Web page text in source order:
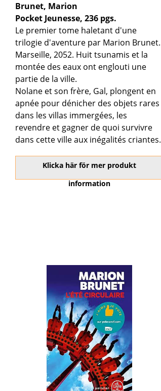
Brunet, Marion
Pocket Jeunesse, 236 pgs.
Le premier tome haletant d'une
trilogie d'aventure par Marion Brunet.
Marseille, 2052. Huit tsunamis et la
montée des eaux ont englouti une
partie de la ville.
Nolane et son frère, Gal, plongent en
apnée pour dénicher des objets rares
dans les villas immergées, les
revendre et gagner de quoi survivre
dans cette ville aux inégalités criantes.
Klicka här för mer produkt
information